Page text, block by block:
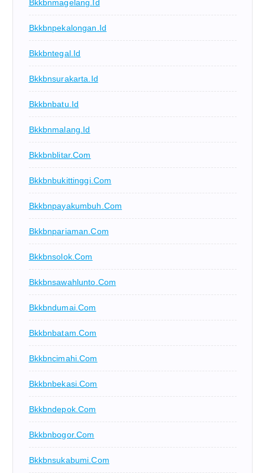
Bkkbnmagelang.id
Bkkbnpekalongan.id
Bkkbntegal.id
Bkkbnsurakarta.id
Bkkbnbatu.id
Bkkbnmalang.id
Bkkbnblitar.com
Bkkbnbukittinggi.com
Bkkbnpayakumbuh.com
Bkkbnpariaman.com
Bkkbnsolok.com
Bkkbnsawahlunto.com
Bkkbndumai.com
Bkkbnbatam.com
Bkkbncimahi.com
Bkkbnbekasi.com
Bkkbndepok.com
Bkkbnbogor.com
Bkkbnsukabumi.com